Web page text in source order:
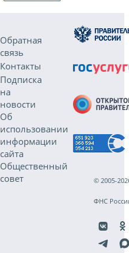
Обратная
связь
Контакты
Подписка
на
новости
Об
использовании
информации
сайта
Общественный
совет
© 2005-
ФНС